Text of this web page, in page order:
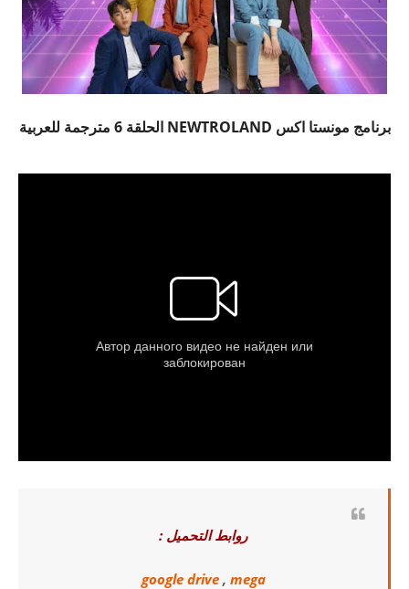
برنامج مونستا اكس NEWTROLAND الحلقة 6 مترجمة للعربية
روابط التحميل :
google drive, mega